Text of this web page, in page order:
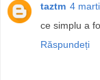
taztm 4
ce simplu a
Răspundeți